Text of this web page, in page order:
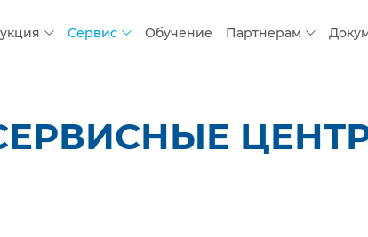
Сервис Обучение Партнерам